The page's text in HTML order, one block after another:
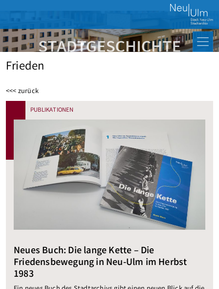
Frieden
<<< zurück
PUBLIKATIONEN
Neues Buch: Die lange Kette – Die
Friedensbewegung in Neu-Ulm im Herbst
1983